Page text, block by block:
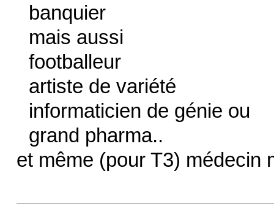
banquier
mais aussi
footballeur
artiste de variété
informaticien de génie ou
grand pharma..
et même (pour T3) médecin